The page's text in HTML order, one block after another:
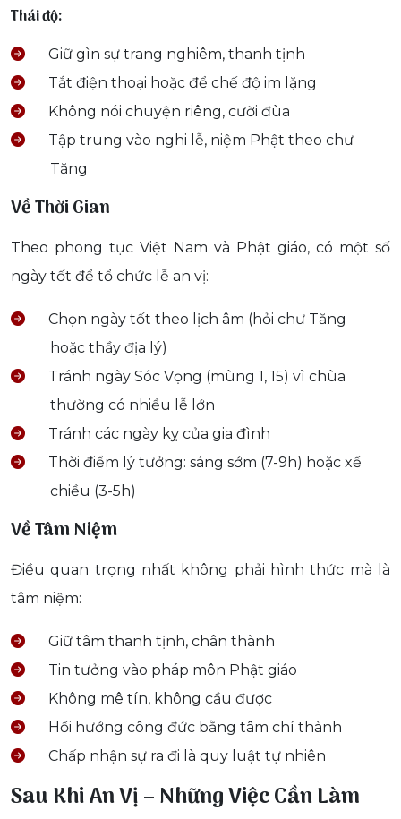
Thái độ:
Giữ gìn sự trang nghiêm, thanh tịnh
Tắt điện thoại hoặc để chế độ im lặng
Không nói chuyện riêng, cười đùa
Tập trung vào nghi lễ, niệm Phật theo chư
Tăng
Về Thời Gian
Theo phong tục Việt Nam và Phật giáo, có một số
ngày tốt để tổ chức lễ an vị:
Chọn ngày tốt theo lịch âm (hỏi chư Tăng
hoặc thầy địa lý)
Tránh ngày Sóc Vọng (mùng 1, 15) vì chùa
thường có nhiều lễ lớn
Tránh các ngày kỵ của gia đình
Thời điểm lý tưởng: sáng sớm (7-9h) hoặc xế
chiều (3-5h)
Về Tâm Niệm
Điều quan trọng nhất không phải hình thức mà là
tâm niệm:
Giữ tâm thanh tịnh, chân thành
Tin tưởng vào pháp môn Phật giáo
Không mê tín, không cầu được
Hồi hướng công đức bằng tâm chí thành
Chấp nhận sự ra đi là quy luật tự nhiên
Sau Khi An Vị – Những Việc Cần Làm